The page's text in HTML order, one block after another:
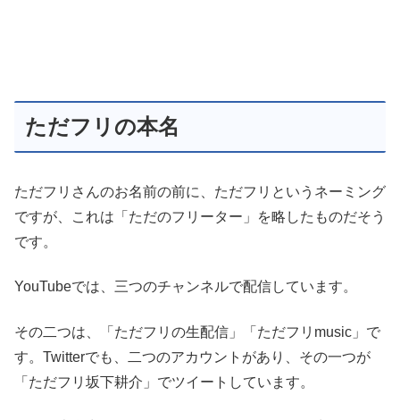
ただフリの本名
ただフリさんのお名前の前に、ただフリというネーミング
ですが、これは「ただのフリーター」を略したものだそう
です。
YouTubeでは、三つのチャンネルで配信しています。
その二つは、「ただフリの生配信」「ただフリmusic」で
す。Twitterでも、二つのアカウントがあり、その一つが
「ただフリ坂下耕介」でツイートしています。